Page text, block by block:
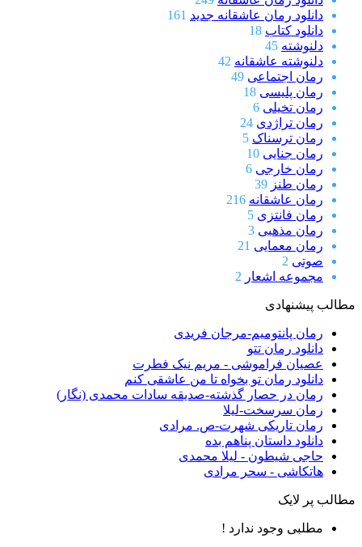
دانلود رمان عاشقانه جدید 161
دانلود کتاب 18
دلنوشته 45
دلنوشته عاشقانه 42
رمان اجتماعی 49
رمان پلیسی 18
رمان تخیلی 6
رمان تراژدی 24
رمان ترسناک 5
رمان جنایی 10
رمان خارجی 6
رمان طنز 39
رمان عاشقانه 216
رمان فانتزی 5
رمان مذهبی 3
رمان معمایی 21
صوتی 2
مجموعه اشعار 2
مطالب پیشنهادی
رمان پانتومیم-مرجان فریدی
دانلود رمان تتو
عصیان فراموشی - مریم نیک فطرت
دانلود رمان تو بخواه تا من عاشقی کنم
رمان در حصار گذشته-صدیقه سادات محمدی (نگار)
رمان سرسخت-لیلا
رمان تاریکی شهرت-ص. مرادی
دانلود داستان پناهم بده
حاجی شیطون - لیلا محمدی
هاتکاشی - سحر مرادی
مطالب پر لایک
مطلبی وجود ندارد !